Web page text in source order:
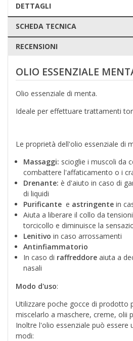
DETTAGLI
SCHEDA TECNICA
RECENSIONI
OLIO ESSENZIALE
Olio essenziale di menta.
Ideale per effettuare trattamenti
Le proprietà dell'olio essenziale di
Massaggi: scioglie i muscoli da
combattere l'affaticamento o i
Drenante: è d'aiuto in caso di
di liquidi
Purificante e astringente in
Aiuta a liberare il collo da
torcicollo e diminuisce la
Lenitivo in caso arrossamenti
Antinfiammatorio
In caso di raffreddore aiuta a
nasali
Modo d'uso:
Utilizzare poche gocce di prodotto
miscelarlo a maschere, creme, olii
Inoltre l'olio essenziale può essere
modi: